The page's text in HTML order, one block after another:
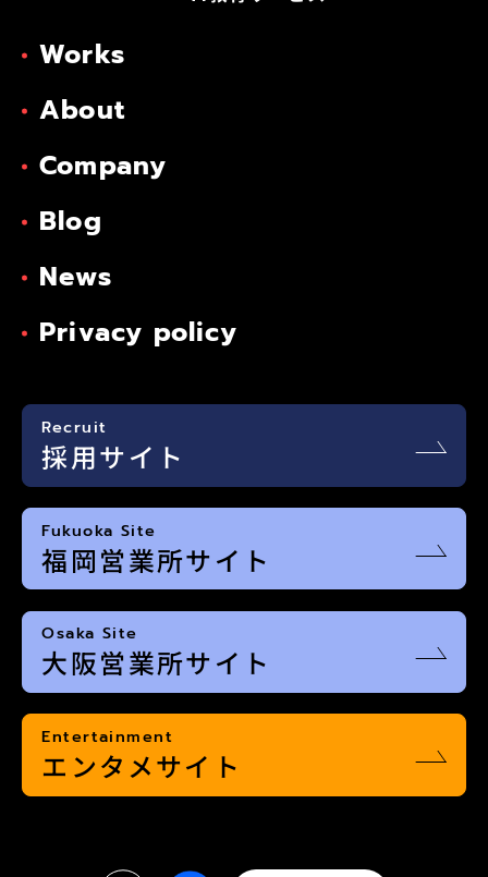
Works
About
Company
Blog
News
Privacy policy
Recruit
採用サイト
Fukuoka Site
福岡営業所サイト
Osaka Site
大阪営業所サイト
Entertainment
エンタメサイト